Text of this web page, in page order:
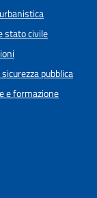
stato civile
pubblica
e formazione